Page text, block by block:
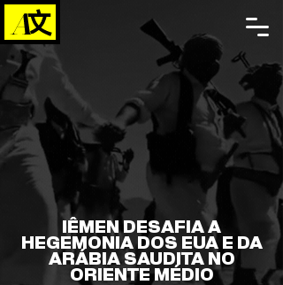
IÊMEN DESAFIA A
HEGEMONIA DOS EUA E DA
ARÁBIA SAUDITA NO
ORIENTE MÉDIO